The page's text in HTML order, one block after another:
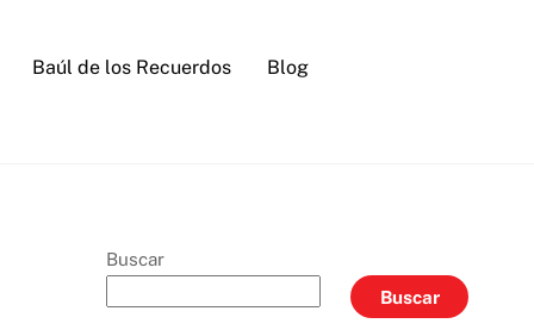
Baúl de los Recuerdos Blog
Buscar
Buscar